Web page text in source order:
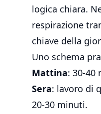
logica chiara.
respirazione
chiave della
Uno schema
Mattina: 30-40
Sera: lavoro di
20-30 minuti.